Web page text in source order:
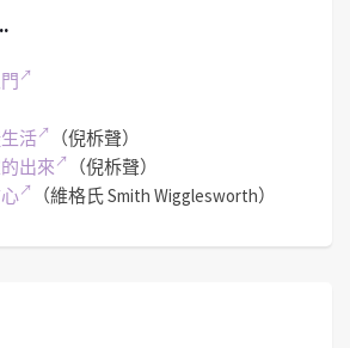
活
（倪柝聲）
出來
（倪柝聲）
（維格氏 Smith Wigglesworth）